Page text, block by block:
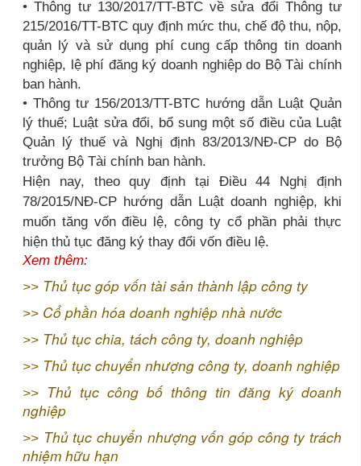
• Thông tư 130/2017/TT-BTC về sửa đổi Thông tư
215/2016/TT-BTC quy định mức thu, chế độ thu, nộp,
quản lý và sử dụng phí cung cấp thông tin doanh
nghiệp, lệ phí đăng ký doanh nghiệp do Bộ Tài chính
ban hành.
• Thông tư 156/2013/TT-BTC hướng dẫn Luật Quản
lý thuế; Luật sửa đổi, bổ sung một số điều của Luật
Quản lý thuế và Nghị định 83/2013/NĐ-CP do Bộ
trưởng Bộ Tài chính ban hành.
Hiện nay, theo quy định tại Điều 44 Nghị định
78/2015/NĐ-CP hướng dẫn Luật doanh nghiệp, khi
muốn tăng vốn điều lệ, công ty cổ phần phải thực
hiện thủ tục đăng ký thay đổi vốn điều lệ.
Xem thêm:
>> Thủ tục góp vốn tài sản thành lập công ty
>> Cổ phần hóa doanh nghiệp nhà nước
>> Thủ tục chia, tách công ty, doanh nghiệp
>> Thủ tục chuyển nhượng công ty, doanh nghiệp
>> Thủ tục công bố thông tin đăng ký doanh
nghiệp
>> Thủ tục chuyển nhượng vốn góp công ty trách
nhiệm hữu hạn